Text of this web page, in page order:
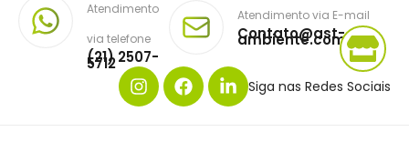
Atendimento
via telefone
(21) 2507-
5712
Atendimento via E-mail
Contato@ast-
ambiente.com.br
Siga nas Redes Sociais